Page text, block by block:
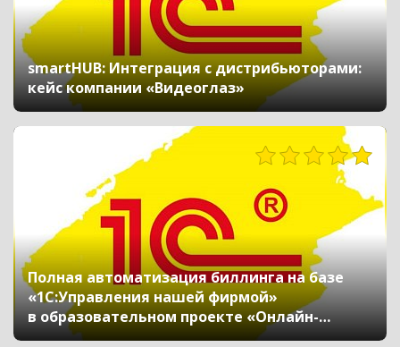
smartHUB: Интеграция с дистрибьюторами:
кейс компании «Видеоглаз»
Полная автоматизация биллинга на базе
«1С:Управления нашей фирмой»
в образовательном проекте «Онлайн-
школа»